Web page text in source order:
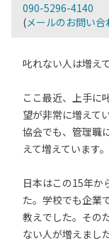
090-5296-4140
(メールのお問い合
叱れない人は増え
ここ最近、上手に
望が非常に増えて
協会でも、管理職
えて増えています。
日本はこの15年か
た。学校でも企業
教えでした。その
ない人が増えました